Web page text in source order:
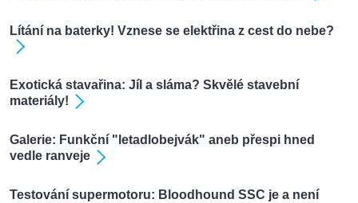
Lítání na baterky! Vznese se elektřina z cest do nebe?
Exotická stavařina: Jíl a sláma? Skvělé stavební
materiály!
Galerie: Funkční "letadlobejvák" aneb přespi hned
vedle ranveje
Testování supermotoru: Bloodhound SSC je a není